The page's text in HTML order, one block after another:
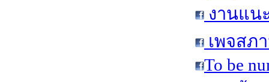
งานแน
เพจสภ
To be